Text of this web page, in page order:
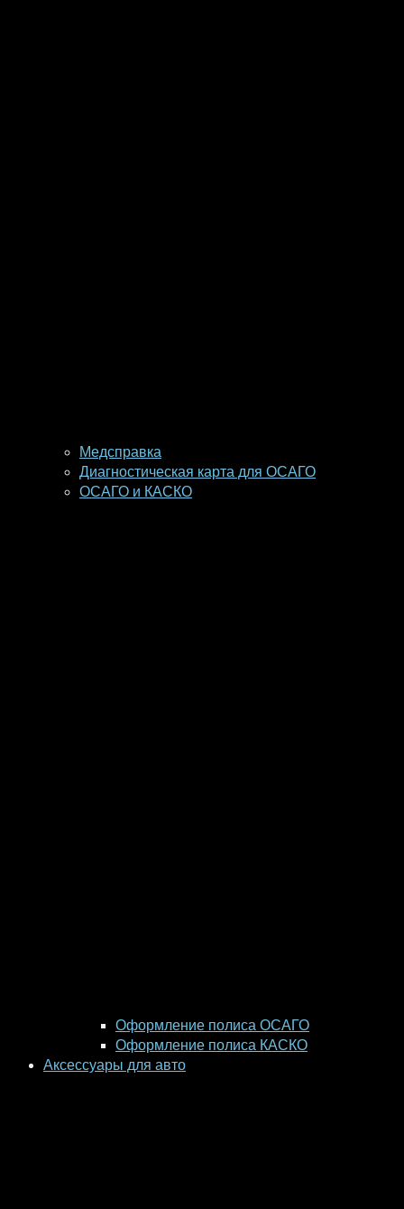
Медсправка
Диагностическая карта для ОСАГО
ОСАГО и КАСКО
Оформление полиса ОСАГО
Оформление полиса КАСКО
Аксессуары для авто